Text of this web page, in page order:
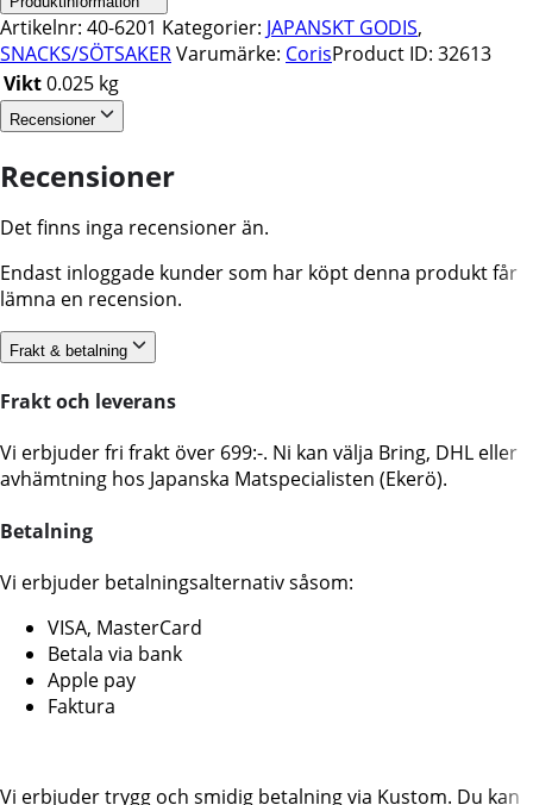
Artikelnr: 40-6201 Kategorier: JAPANSKT GODIS,
SNACKS/SÖTSAKERVarumärke: CorisProduct ID: 32613
Vikt0.025 kg
Recensioner
Recensioner
Det finns inga recensioner än.
Endast inloggade kunder som har köpt denna produkt får
lämna en recension.
Frakt & betalning
Frakt och leverans
Vi erbjuder fri frakt över 699:-. Ni kan välja Bring, DHL eller
avhämtning hos Japanska Matspecialisten (Ekerö).
Betalning
Vi erbjuder betalningsalternativ såsom:
VISA, MasterCard
Betala via bank
Apple pay
Faktura
Vi erbjuder trygg och smidig betalning via Kustom. Du kan